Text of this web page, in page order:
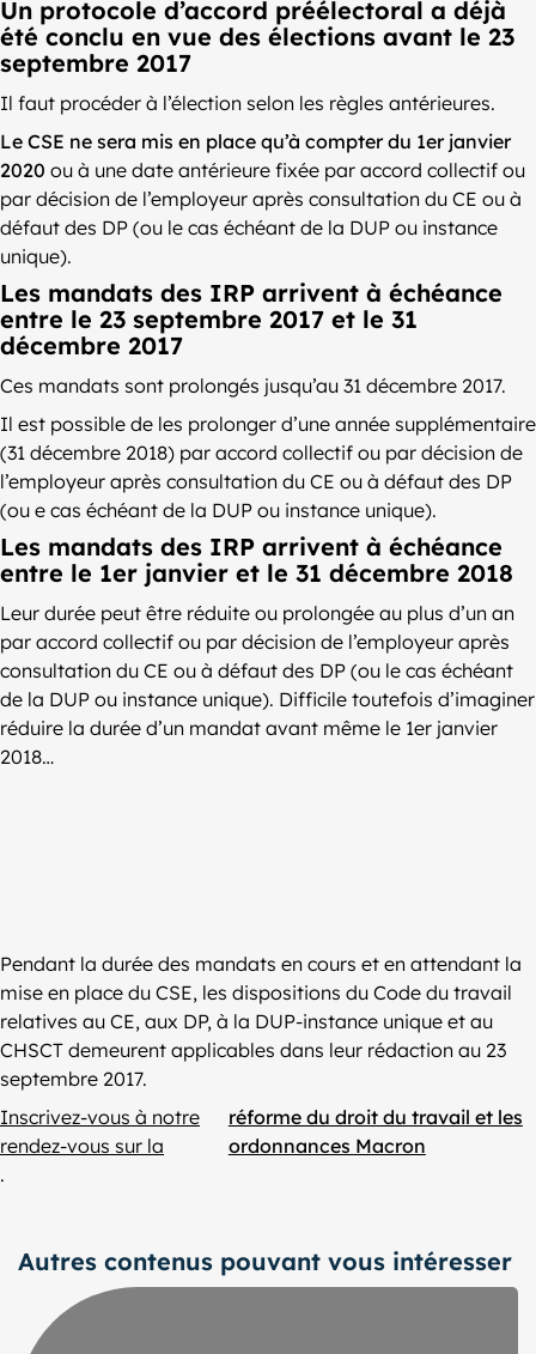
Un protocole d’accord préélectoral a déjà
été conclu en vue des élections avant le 23
septembre 2017
Il faut procéder à l’élection selon les règles antérieures.
Le CSE ne sera mis en place qu’à compter du 1er janvier
2020 ou à une date antérieure fixée par accord collectif ou
par décision de l’employeur après consultation du CE ou à
défaut des DP (ou le cas échéant de la DUP ou instance
unique).
Les mandats des IRP arrivent à échéance
entre le 23 septembre 2017 et le 31
décembre 2017
Ces mandats sont prolongés jusqu’au 31 décembre 2017.
Il est possible de les prolonger d’une année supplémentaire
(31 décembre 2018) par accord collectif ou par décision de
l’employeur après consultation du CE ou à défaut des DP
(ou e cas échéant de la DUP ou instance unique).
Les mandats des IRP arrivent à échéance
entre le 1er janvier et le 31 décembre 2018
Leur durée peut être réduite ou prolongée au plus d’un an
par accord collectif ou par décision de l’employeur après
consultation du CE ou à défaut des DP (ou le cas échéant
de la DUP ou instance unique). Difficile toutefois d’imaginer
réduire la durée d’un mandat avant même le 1er janvier
2018…
Pendant la durée des mandats en cours et en attendant la
mise en place du CSE, les dispositions du Code du travail
relatives au CE, aux DP, à la DUP-instance unique et au
CHSCT demeurent applicables dans leur rédaction au 23
septembre 2017.
Inscrivez-vous à notre
rendez-vous sur la
réforme du droit du travail et les
ordonnances Macron
.
Autres contenus pouvant vous intéresser